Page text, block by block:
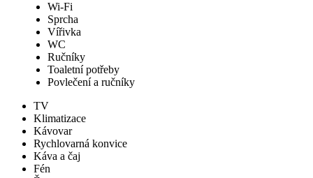
Wi-Fi
Sprcha
Vířivka
WC
Ručníky
Toaletní potřeby
Povlečení a ručníky
TV
Klimatizace
Kávovar
Rychlovarná konvice
Káva a čaj
Fén